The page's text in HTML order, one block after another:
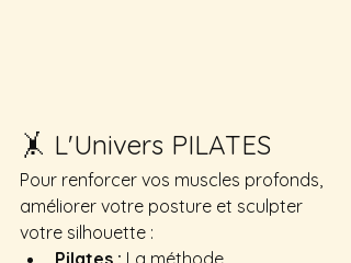
🤸 L'Univers PILATES
Pour renforcer vos muscles profonds,
améliorer votre posture et sculpter
votre silhouette :